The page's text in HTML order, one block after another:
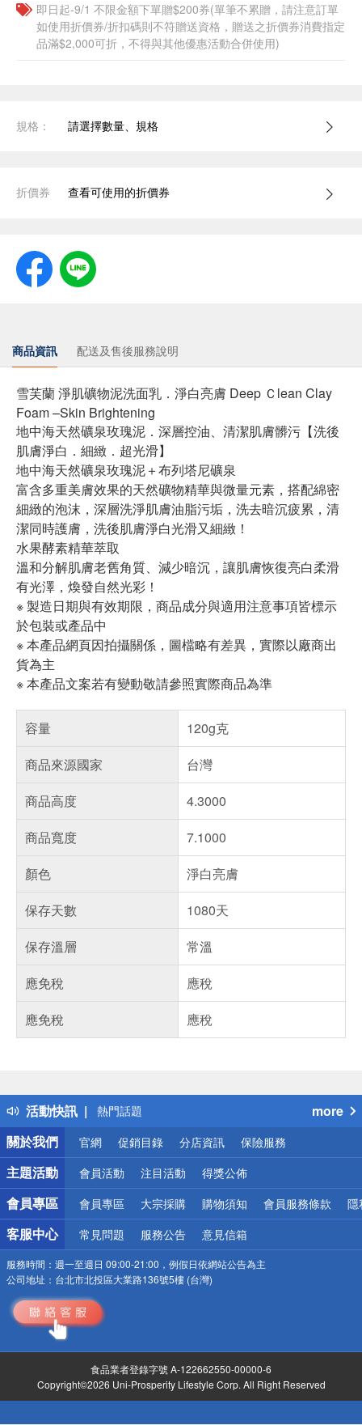
即日起-9/1 不限金額下單贈$200券(單筆不累贈，請注意訂單
如使用折價券/折扣碼則不符贈送資格，贈送之折價券消費指定
品滿$2,000可折，不得與其他優惠活動合併使用)
規格： 請選擇數量、規格
折價券 查看可使用的折價券
商品資訊 配送及售後服務說明
雪芙蘭 淨肌礦物泥洗面乳．淨白亮膚 Deep Ｃlean Clay
Foam –Skin Brightening
地中海天然礦泉玫瑰泥．深層控油、清潔肌膚髒污【洗後
肌膚淨白．細緻．超光滑】
地中海天然礦泉玫瑰泥＋布列塔尼礦泉
富含多重美膚效果的天然礦物精華與微量元素，搭配綿密
細緻的泡沫，深層洗淨肌膚油脂污垢，洗去暗沉疲累，清
潔同時護膚，洗後肌膚淨白光滑又細緻！
水果酵素精華萃取
溫和分解肌膚老舊角質、減少暗沉，讓肌膚恢復亮白柔滑
有光澤，煥發自然光彩！
※ 製造日期與有效期限，商品成分與適用注意事項皆標示
於包裝或產品中
※ 本產品網頁因拍攝關係，圖檔略有差異，實際以廠商出
貨為主
※ 本產品文案若有變動敬請參照實際商品為準
容量
120g克
商品來源國家
台灣
商品高度
4.3000
商品寬度
7.1000
顏色
淨白亮膚
保存天數
1080天
保存溫層
常溫
應免稅
應稅
應免稅
應稅
活動快訊
得獎公告
熱門話題
銀行優惠
偏遠地區配送
詐騙網頁！請小心！
more
關於我們
官網 促銷目錄 分店資訊 保險服務
主題活動 會員活動 注目活動 得獎公佈
會員專區 會員專區 大宗採購 購物須知 會員服務條款 隱
客服中心 常見問題 服務公告 意見信箱
服務時間： 週一至週日 09:00-21:00，例假日依網站公告為主
公司地址： 台北市北投區大業路136號5樓 (台灣)
食品業者登錄字號 A-122662550-00000-6
Copyright©2026 Uni-Prosperity Lifestyle Corp. All Right Reserved